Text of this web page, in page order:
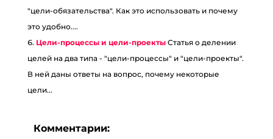
"цели-обязательства". Как это использовать и почему
это удобно....
Цели-процессы и цели-проекты Статья о делении
целей на два типа - "цели-процессы" и "цели-проекты".
В ней даны ответы на вопрос, почему некоторые
цели...
Комментарии: